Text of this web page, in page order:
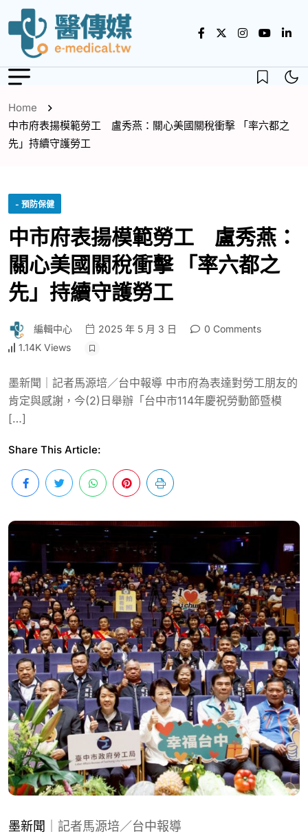
Home
中市府表揚模範勞工 盧秀燕：關心美國關稅衝擊 「率六都之
先」持續守護勞工
- 預防保健
中市府表揚模範勞工 盧秀燕：
關心美國關稅衝擊 「率六都之
先」持續守護勞工
編輯中心 2025 年 5 月 3 日
0 Comments
1.14K Views
墨新聞｜記者馬源培／台中報導 中市府為表達對勞工朋友的
肯定與感謝，今(2)日舉辦「台中市114年慶祝勞動節暨模
[…]
Share This Article:
墨新聞 ｜記者馬源培／台中報導